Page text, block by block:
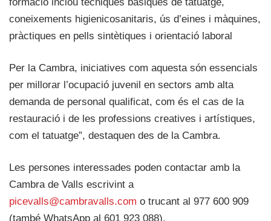
coneixements higienicosanitaris, ús d’eines i màquines,
pràctiques en pells sintètiques i orientació laboral
Per la Cambra, iniciatives com aquesta són essencials
per millorar l’ocupació juvenil en sectors amb alta
demanda de personal qualificat, com és el cas de la
restauració i de les professions creatives i artístiques,
com el tatuatge”, destaquen des de la Cambra.
Les persones interessades poden contactar amb la
Cambra de Valls escrivint a
picevalls@cambravalls.com o trucant al 977 600 909
(també WhatsApp al 601 923 088).